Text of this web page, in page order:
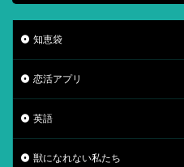
知恵袋
恋活アプリ
英語
獣になれない私たち